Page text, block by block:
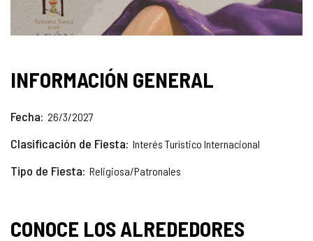
INFORMACIÓN GENERAL
Fecha 26/3/2027
Clasificación de Fiesta Interés Turístico Internacional
Tipo de Fiesta Religiosa/Patronales
CONOCE LOS ALREDEDORES